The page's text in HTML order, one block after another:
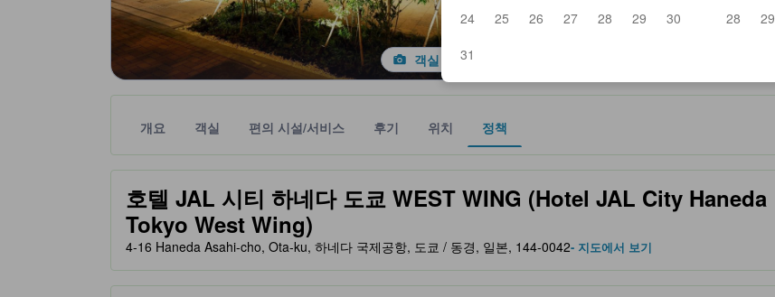
24
25 26 27 28 29
30
31
28
29
객실 사진 보기
개요 객실 편의 시설/서비스 후기 위치 정책
호텔 JAL 시티 하네다 도쿄 WEST WING (Hotel JAL City Haneda
Tokyo West Wing)
tooltip
노란색 별 표시는 기대할 수 있는 편안함, 편의 시설 및 서비스를 반영해 파트너 사이트에서 제공한 성급입니다.
4-16 Haneda Asahi-cho, Ota-ku, 하네다 국제공항, 도쿄 / 동경, 일본, 144-0042- 지도에서 보기